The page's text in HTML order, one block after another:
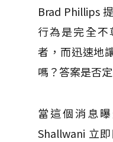
Brad Phillips
行為是完全
者，而迅速地
嗎？答案是否定
當這個消息
Shallwani 立